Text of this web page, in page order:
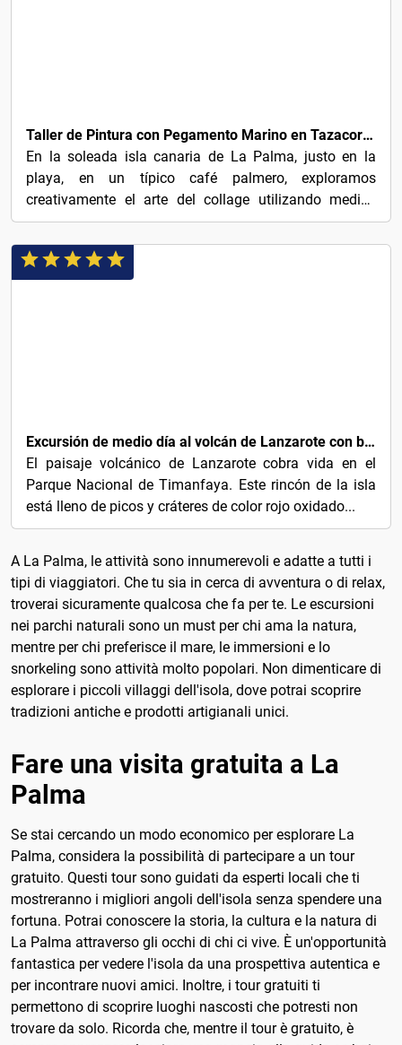
Taller de Pintura con Pegamento Marino en Tazacorte La Palma
En la soleada isla canaria de La Palma, justo en la
playa, en un típico café palmero, exploramos
creativamente el arte del collage utilizando medios
sencillos....
Excursión de medio día al volcán de Lanzarote con barbacoa
El paisaje volcánico de Lanzarote cobra vida en el
Parque Nacional de Timanfaya. Este rincón de la isla
está lleno de picos y cráteres de color rojo oxidado...
A La Palma, le attività sono innumerevoli e adatte a tutti i
tipi di viaggiatori. Che tu sia in cerca di avventura o di relax,
troverai sicuramente qualcosa che fa per te. Le escursioni
nei parchi naturali sono un must per chi ama la natura,
mentre per chi preferisce il mare, le immersioni e lo
snorkeling sono attività molto popolari. Non dimenticare di
esplorare i piccoli villaggi dell'isola, dove potrai scoprire
tradizioni antiche e prodotti artigianali unici.
Fare una visita gratuita a La
Palma
Se stai cercando un modo economico per esplorare La
Palma, considera la possibilità di partecipare a un tour
gratuito. Questi tour sono guidati da esperti locali che ti
mostreranno i migliori angoli dell'isola senza spendere una
fortuna. Potrai conoscere la storia, la cultura e la natura di
La Palma attraverso gli occhi di chi ci vive. È un'opportunità
fantastica per vedere l'isola da una prospettiva autentica e
per incontrare nuovi amici. Inoltre, i tour gratuiti ti
permettono di scoprire luoghi nascosti che potresti non
trovare da solo. Ricorda che, mentre il tour è gratuito, è